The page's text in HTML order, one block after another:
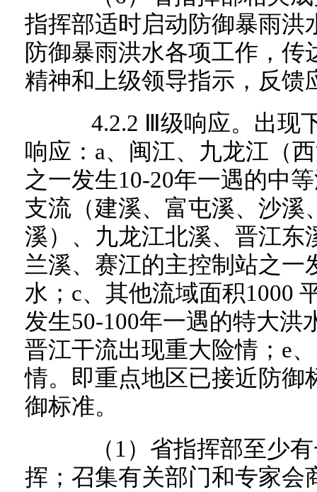
指挥部适时启动防御暴雨洪
防御暴雨洪水各项工作，
精神和上级领导指示，反馈
4.2.2 Ⅲ级响应。出现
响应：a、闽江、九龙江（
之一发生10-20年一遇的中
支流（建溪、富屯溪、沙溪
溪）、九龙江北溪、晋江东
兰溪、赛江的主控制站之一
水；c、其他流域面积1000
发生50-100年一遇的特大洪
晋江干流出现重大险情；e
情。即重点地区已接近防御
御标准。
（1）省指挥部至少有
挥；召集有关部门和专家会